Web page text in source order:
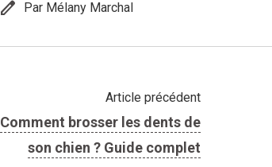
edit Par Mélany Marchal
Article précédent
Comment brosser les dents de
son chien ? Guide complet